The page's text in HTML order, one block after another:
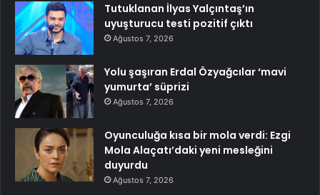
Tutuklanan İlyas Yalçıntaş’ın
uyuşturucu testi pozitif çıktı
Ağustos 7, 2026
Yolu şaşıran Erdal Özyağcılar ‘mavi
yumurta’ süprizi
Ağustos 7, 2026
Oyunculuğa kısa bir mola verdi: Ezgi
Mola Alaçatı’daki yeni mesleğini
duyurdu
Ağustos 7, 2026